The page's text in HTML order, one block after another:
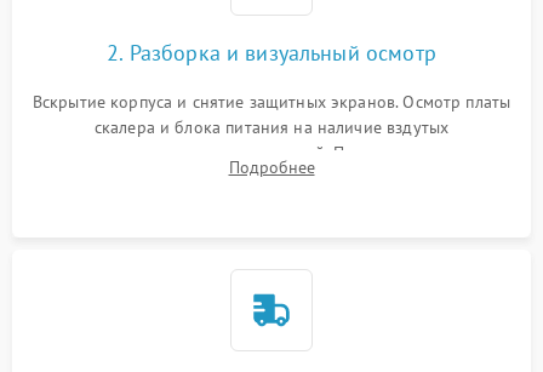
2. Разборка и визуальный осмотр
Вскрытие корпуса и снятие защитных экранов. Осмотр платы
скалера и блока питания на наличие вздутых
конденсаторов, прогаров, окислений. Проверка надежности
контактов и целостности шлейфов матрицы.
Подробнее